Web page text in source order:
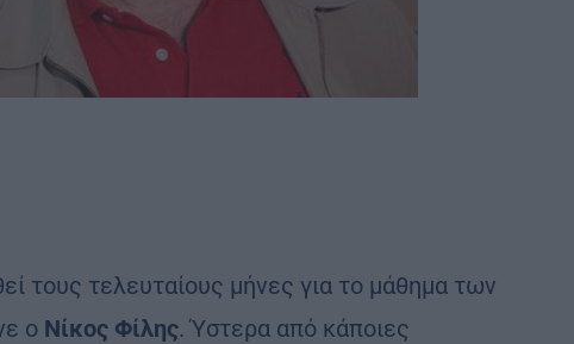
τους τελευταίους μήνες για το μάθημα των
ο Νίκος Φίλης. Ύστερα από κάποιες